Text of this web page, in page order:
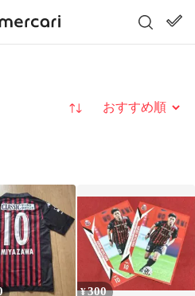
並び替え
¥300